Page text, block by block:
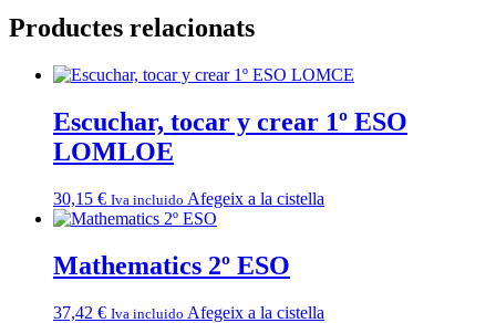
Productes relacionats
Escuchar, tocar y crear 1º ESO
LOMLOE
30,15 € Iva incluido Afegeix a la cistella
Mathematics 2º ESO
37,42 € Iva incluido Afegeix a la cistella